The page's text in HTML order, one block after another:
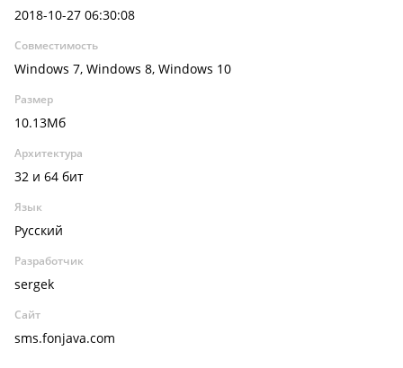
2018-10-27 06:30:08
Совместимость
Windows 7, Windows 8, Windows 10
Размер
10.13Мб
Архитектура
32 и 64 бит
Язык
Русский
Разработчик
sergek
Сайт
sms.fonjava.com